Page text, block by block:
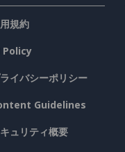
規約
Policy
イバシーポリシー
Guidelines
ュリティ概要